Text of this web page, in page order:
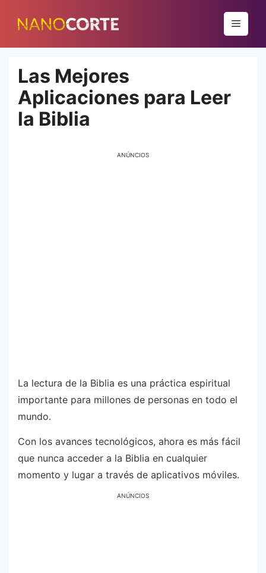
para
conteúdo
Menu
Las Mejores
Aplicaciones para Leer
la Biblia
ANÚNCIOS
La lectura de la Biblia es una práctica espiritual
importante para millones de personas en todo el
mundo.
Con los avances tecnológicos, ahora es más fácil
que nunca acceder a la Biblia en cualquier
momento y lugar a través de aplicativos móviles.
ANÚNCIOS